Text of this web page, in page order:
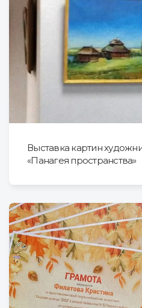
Выставка картин
«Панагея пространства»